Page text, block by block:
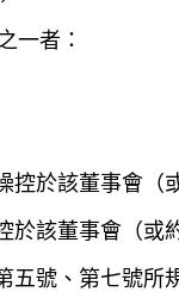
一者：
於該董事會（
該董事會（或
號、第七號所